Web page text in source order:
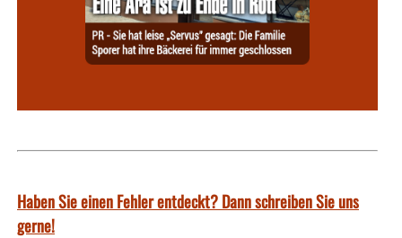
Haben Sie einen Fehler entdeckt? Dann schreiben Sie uns
gerne!